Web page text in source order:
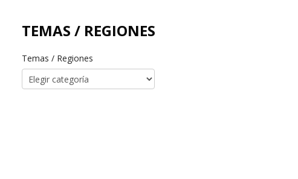
TEMAS / REGIONES
Temas / Regiones